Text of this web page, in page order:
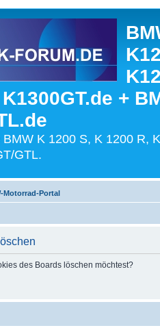
+
K 1200 S, K 1200 R,
GTL.
Motorrad-Portal
des Boards löschen möchtest?